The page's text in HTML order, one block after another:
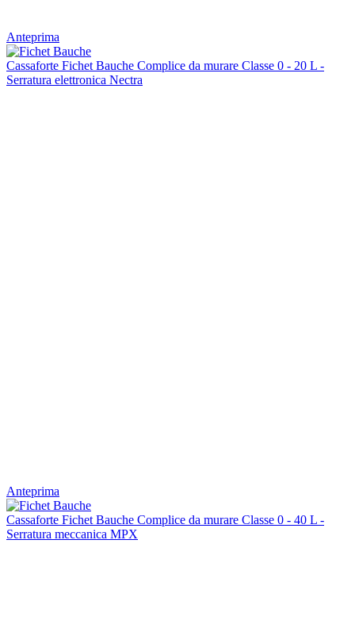
Anteprima
Cassaforte Fichet Bauche Complice da murare Classe 0 - 20 L -
Serratura elettronica Nectra
Anteprima
Cassaforte Fichet Bauche Complice da murare Classe 0 - 40 L -
Serratura meccanica MPX